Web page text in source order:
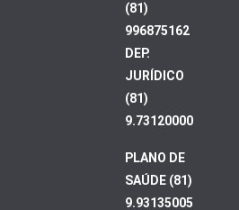
(81)
996875162
DEP.
JURÍDICO
(81)
9.73120000
PLANO DE
SAÚDE (81)
9.93135005